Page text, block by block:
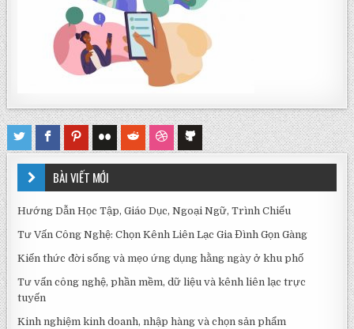
BÀI VIẾT MỚI
Hướng Dẫn Học Tập, Giáo Dục, Ngoại Ngữ, Trình Chiếu
Tư Vấn Công Nghệ: Chọn Kênh Liên Lạc Gia Đình Gọn Gàng
Kiến thức đời sống và mẹo ứng dụng hằng ngày ở khu phố
Tư vấn công nghệ, phần mềm, dữ liệu và kênh liên lạc trực
tuyến
Kinh nghiệm kinh doanh, nhập hàng và chọn sản phẩm